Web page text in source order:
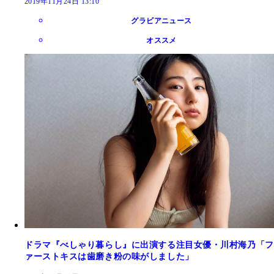
グラビアニュース
オススメ
ドラマ『べしゃり暮らし』に出演する注目女優・川村海乃「フ
ァーストキスは歯磨き粉の味がしました」